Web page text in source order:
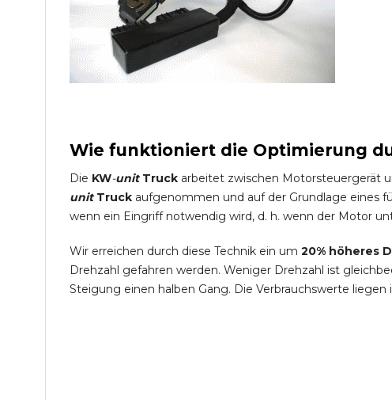
Wie funktioniert die Optimierung
Die KW-unit Truck arbeitet zwischen Motorsteuergerät
unit Truck aufgenommen und auf der Grundlage eines
wenn ein Eingriff notwendig wird, d. h. wenn der Motor
Wir erreichen durch diese Technik ein um 20% höheres
Drehzahl gefahren werden. Weniger Drehzahl ist
Steigung einen halben Gang. Die Verbrauchswerte liegen